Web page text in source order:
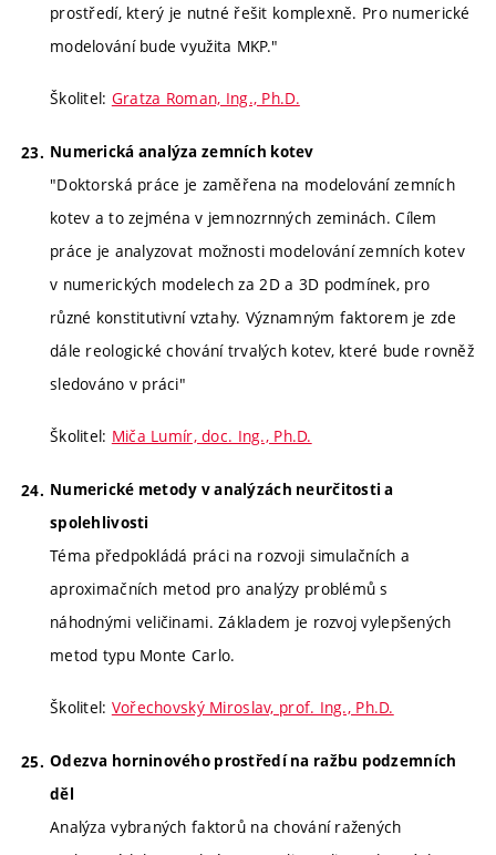
prostředí, který je nutné řešit komplexně. Pro numerické
modelování bude využita MKP."
Školitel: Gratza Roman, Ing., Ph.D.
Numerická analýza zemních kotev
"Doktorská práce je zaměřena na modelování zemních
kotev a to zejména v jemnozrnných zeminách. Cílem
práce je analyzovat možnosti modelování zemních kotev
v numerických modelech za 2D a 3D podmínek, pro
různé konstitutivní vztahy. Významným faktorem je zde
dále reologické chování trvalých kotev, které bude rovněž
sledováno v práci"
Školitel: Miča Lumír, doc. Ing., Ph.D.
Numerické metody v analýzách neurčitosti a
spolehlivosti
Téma předpokládá práci na rozvoji simulačních a
aproximačních metod pro analýzy problémů s
náhodnými veličinami. Základem je rozvoj vylepšených
metod typu Monte Carlo.
Školitel: Vořechovský Miroslav, prof. Ing., Ph.D.
Odezva horninového prostředí na ražbu podzemních
děl
Analýza vybraných faktorů na chování ražených